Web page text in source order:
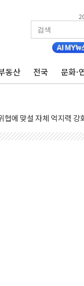
동산 전국 문화·
상승… STOXX 600 지수
에 맞설 자체 억지력 강
봉쇄 영향
VS 트레이드데스크·웬